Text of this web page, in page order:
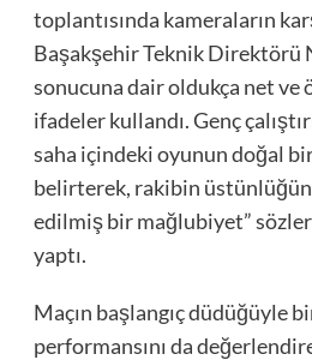
toplantısında kameraların
Başakşehir Teknik Direktörü
sonucuna dair oldukça net ve
ifadeler kullandı. Genç
saha içindeki oyunun doğal
belirterek, rakibin
edilmiş bir mağlubiyet”
yaptı.
Maçın başlangıç düdüğüyle
performansını da